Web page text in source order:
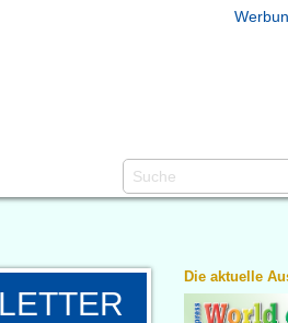
Die aktuelle